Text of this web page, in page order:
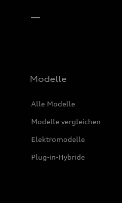
Modelle
Alle Modelle
Modelle vergleichen
Elektromodelle
Plug-in-Hybride